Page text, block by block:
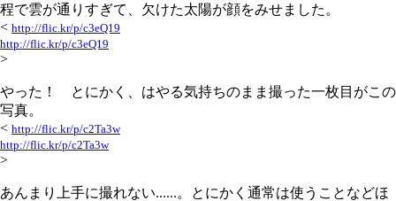
程で雲が通りすぎて、欠けた太陽が顔をみせました。
< http://flic.kr/p/c3eQ19
http://flic.kr/p/c3eQ19
>
やった！ とにかく、はやる気持ちのまま撮った一枚目がこの
写真。
< http://flic.kr/p/c2Ta3w
http://flic.kr/p/c2Ta3w
>
あんまり上手に撮れない......。とにかく通常は使うことなどほ